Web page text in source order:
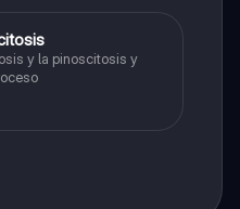
y la pinoscitosis y